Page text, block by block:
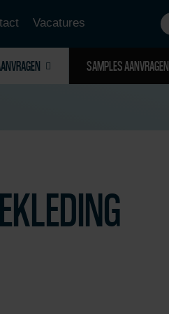
Vacatures
SAMPLES AANVRAGEN